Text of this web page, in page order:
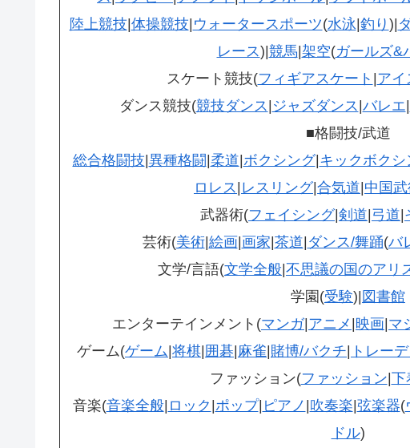
陸上競技|体操競技| ウォータースポーツ(水泳|釣り )|
レース)|競馬|架空(ガールズ&
スケート競技(フィギアスケート |アイ
ダンス競技(競技ダンス | ジャズダンス |バレエ|
■格闘技/武道
総合格闘技|異種格闘|柔道|ボクシング|キックボクシ
ロレス | レスリング|合気道|中国
武器術(フェイシング|剣道|弓道|
芸術(美術|絵画|画家|茶道| ダンス/舞踊(バ
文学/言語(文学全般|不思議の国のアリ
学園(受験)| 図書館
エンターテインメント(マンガ|アニメ |映画|マ
ゲーム(ゲーム|将棋| 囲碁| 麻雀|賭博/バクチ| トレー
ファッション(ファッション|下
音楽(音楽全般| ロック |ポップ| ピアノ |吹奏楽|弦楽器(
ドル)